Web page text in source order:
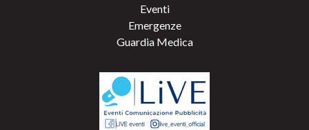
Eventi
Emergenze
Guardia Medica